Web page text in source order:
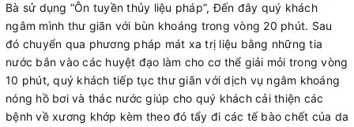
Bà sử dụng “Ôn tuyền thủy liệu pháp”, Đến đây quý khách
ngâm mình thư giãn với bùn khoáng trong vòng 20 phút. Sau
đó chuyển qua phương pháp mát xa trị liệu bằng những tia
nước bắn vào các huyệt đạo làm cho cơ thể giải mỏi trong vòng
10 phút, quý khách tiếp tục thư giãn với dịch vụ ngâm khoáng
nóng hồ bơi và thác nước giúp cho quý khách cải thiện các
bệnh về xương khớp kèm theo đó tẩy đi các tế bào chết của da